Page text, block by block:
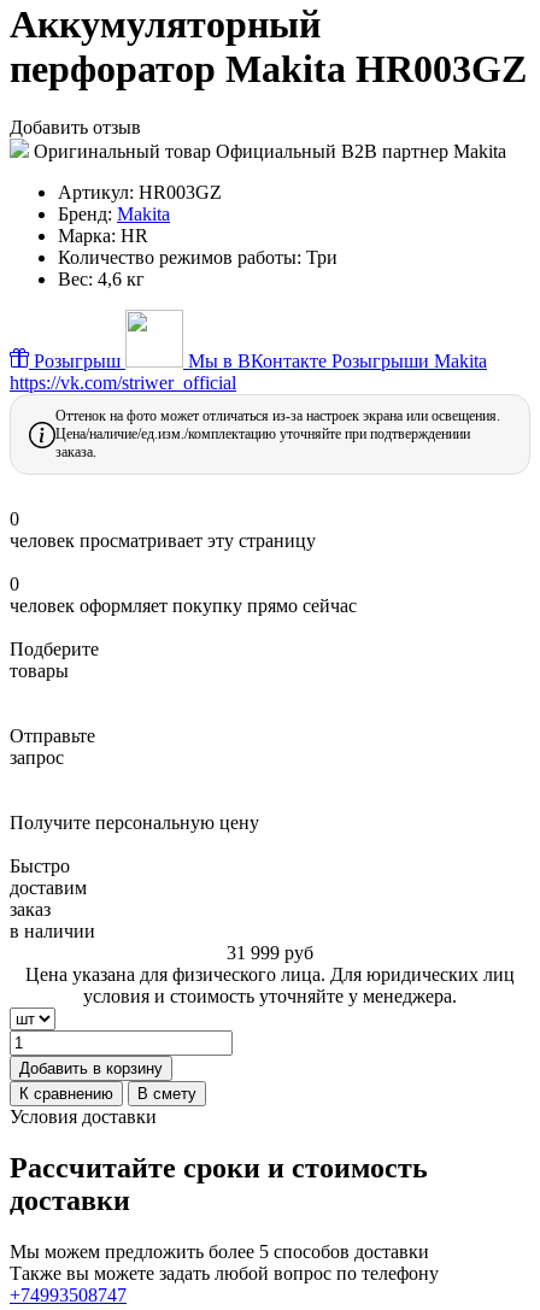
Аккумуляторный
перфоратор Makita HR003GZ
Добавить отзыв
Оригинальный товар Официальный B2B партнер Makita
Артикул: HR003GZ
Бренд: Makita
Марка: HR
Количество режимов работы: Три
Вес: 4,6 кг
Розыгрыш Мы в ВКонтакте Розыгрыши Makita
https://vk.com/striwer_official
Оттенок на фото может отличаться из-за настроек экрана или освещения.
Цена/наличие/ед.изм./комплектацию уточняйте при подтверждениии
заказа.
0
человек просматривает эту страницу
0
человек оформляет покупку прямо сейчас
Подберите
товары
Отправьте
запрос
Получите персональную цену
Быстро
доставим
заказ
в наличии
31 999 руб
Цена указана для физического лица. Для юридических лиц
условия и стоимость уточняйте у менеджера.
Добавить в корзину
К сравнению
В смету
Условия доставки
Рассчитайте сроки и стоимость
доставки
Мы можем предложить более 5 способов доставки
Также вы можете задать любой вопрос по телефону
+74993508747